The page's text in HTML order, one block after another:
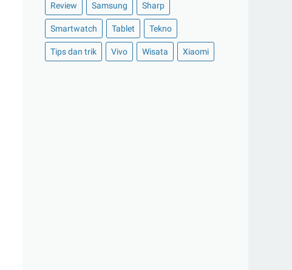
Review Samsung Sharp
Smartwatch Tablet Tekno
Tips dan trik Vivo Wisata Xiaomi